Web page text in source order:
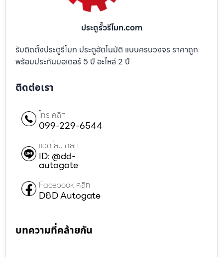
ประตูรั้วรีโมท.com
รับติดตั้งประตูรีโมท ประตูอัตโนมัติ แบบครบวงจร ราคาถูก
พร้อมประกันมอเตอร์ 5 ปี อะไหล่ 2 ปี
ติดต่อเรา
โทร คลิก
099-229-6544
แอดไลน์ คลิก
ID: @dd-
autogate
Facebook คลิก
D&D Autogate
บทความที่คล้ายกัน